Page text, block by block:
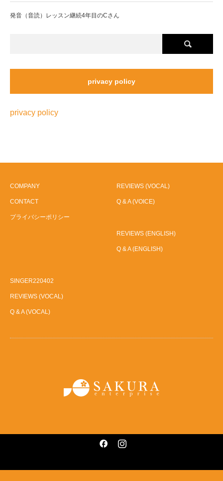
発音（音読）レッスン継続4年目のCさん
privacy policy
privacy policy
COMPANY
CONTACT
プライバシーポリシー
REVIEWS (VOCAL)
Q & A (VOICE)
REVIEWS (ENGLISH)
Q & A (ENGLISH)
SINGER220402
REVIEWS (VOCAL)
Q & A (VOCAL)